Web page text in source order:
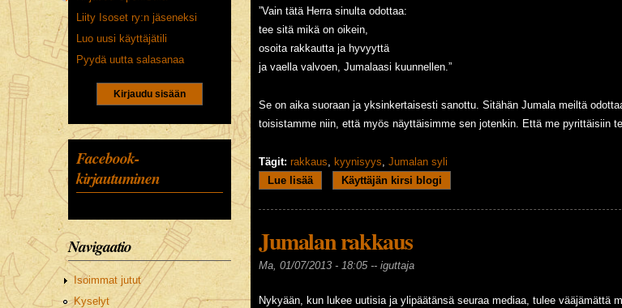
Liity Isoset ry:n jäseneksi
Luo uusi käyttäjätili
Pyydä uutta salasanaa
CAPTCHA
Tällä
varmistetaan
ettet ole
robotti.
Facebook-
kirjautuminen
Navigaatio
Isoimmat jutut
Kyselyt
”Vain tätä Herra sinulta odottaa:
tee sitä mikä on oikein,
osoita rakkautta ja hyvyyttä
ja vaella valvoen, Jumalaasi kuunnellen.”
Se on aika suoraan ja yksinkertaisesti sanottu. Sitähän Jumala meiltä
toisistamme niin, että myös näyttäisimme sen jotenkin. Että me pyrittäisiin
Tägit: rakkaus kyynisyys Jumalan syli
Lue lisää about Mitä sä musta haluut?
Käyttäjän kirsi blogi
Jumalan rakkaus
Ma, 01/07/2013 - 18:05 -- iguttaja
Nykyään, kun lukee uutisia ja ylipäätänsä seuraa mediaa, tulee